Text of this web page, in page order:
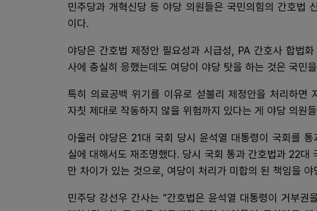
민주당과 개혁신당 등 야당 의원들은 국민의힘의 간호법
이다.
야당은 간호법 제정안 필요성과 시급성, PA 간호사 합법
사에 충실히 응했는데도 여당이 야당 탓을 하는 것은 국민
특히 의료공백 위기를 이유로 섣불리 제정안을 처리하면
자칫 제대로 작동하지 않을 위험까지 있다는 게 야당 의원
아울러 야당은 21대 국회 당시 윤석열 대통령이 국회를
실에 대해서도 재조명했다. 당시 국회 통과 간호법과 22대
만 차이가 있는 것으로, 여당이 처리가 미합의 된 책임을
민주당 강선우 간사는 "간호법은 윤석열 대통령이 거부권